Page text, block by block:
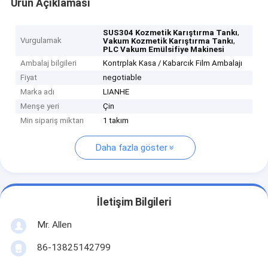
Ürün Açıklaması
Vurgulamak
SUS304 Kozmetik Karıştırma Tankı,
Vakum Kozmetik Karıştırma Tankı,
PLC Vakum Emülsifiye Makinesi
Ambalaj bilgileri
Kontrplak Kasa / Kabarcık Film Ambalajı
Fiyat
negotiable
Marka adı
LIANHE
Menşe yeri
Çin
Min sipariş miktarı
1 takım
Daha fazla göster
İletişim Bilgileri
Mr. Allen
86-13825142799